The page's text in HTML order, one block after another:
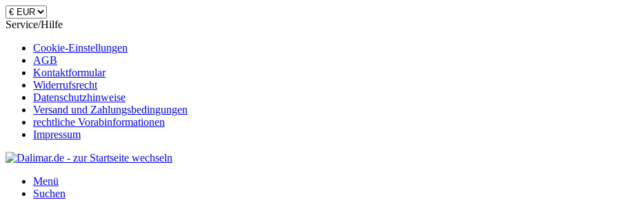
Service/Hilfe
Cookie-Einstellungen
AGB
Kontaktformular
Widerrufsrecht
Datenschutzhinweise
Versand und Zahlungsbedingungen
rechtliche Vorabinformationen
Impressum
Menü
Suchen